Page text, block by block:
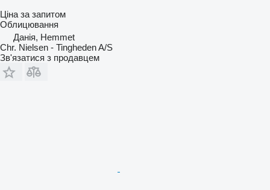
Ціна за запитом
Облицювання
Данія, Hemmet
Chr. Nielsen - Tingheden A/S
Зв'язатися з продавцем